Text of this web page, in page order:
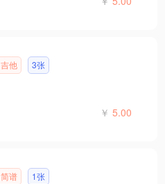
吉他 3张
￥ 5.00
简谱 1张